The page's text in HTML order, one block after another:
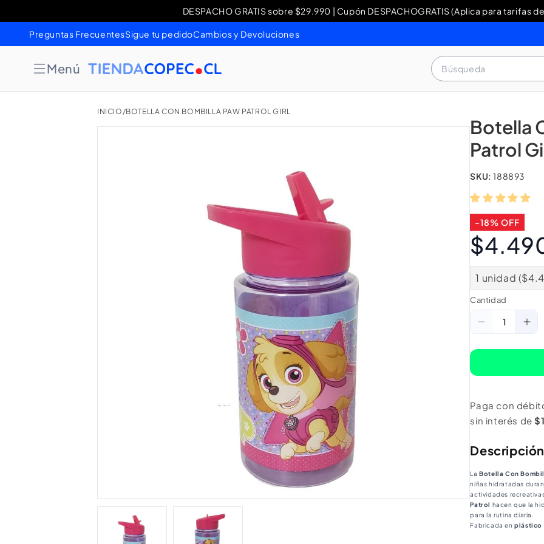
al contenido
DESPACHO GRATIS sobre $29.990 | Cupón DESPACHOGRATIS (Aplica para tarifas
Cambios y Devoluciones: contacto WhatsApp + 56 9 3460 4429 o al
Preguntas FrecuentesSigue tu pedidoCambios y Devoluciones
Menú Búsqueda
INICIO/BOTELLA CON BOMBILLA PAW PATROL GIRL
Botella
Patrol
SKU: 188893
-18% OFF
1 unidad
Cantidad
Cantidad
Reducir
Botella
Bombilla
Paw
Patrol
Girl
Girl
Paga con
sin interés de
Descripción
LaBotella Con
niñas hidratadas
actividades
Patrol hacen que la
para la rutina diaria.
Fabricada enplástico